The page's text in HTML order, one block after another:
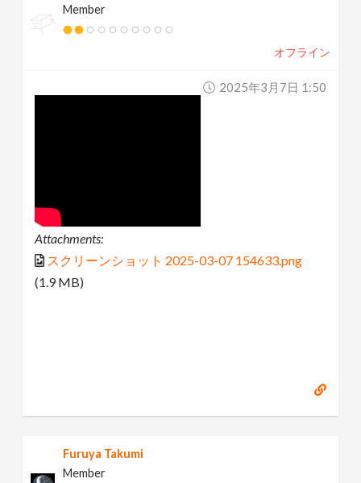
Member
オフライン
2025年3月7日 1:50
Attachments:
スクリーンショット 2025-03-07 154633.png
(1.9 MB)
Furuya Takumi
Member